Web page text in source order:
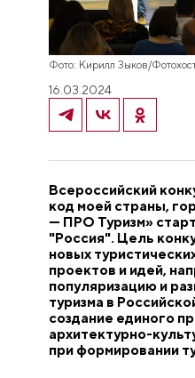
Фото: Кирилл Зыков/
16.03.2024
Всероссийский
код моей страны,
— ПРО Туризм»
"Россия". Цель
новых
проектов и идей,
популяризацию и
туризма в
создание единого
архитектурно-
при формировании